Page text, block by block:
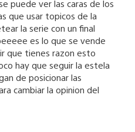
puede ver las caras de los
que usar topicos de la
la serie con un final
es lo que se vende
que tienes razon esto
hay que seguir la estela
de posicionar las
cambiar la opinion del